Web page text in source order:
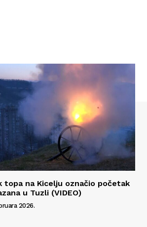
topa na Kicelju označio početak
u Tuzli (VIDEO)
2026.